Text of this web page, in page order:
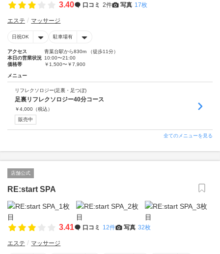
3.40 口コミ 2件 写真 17枚
エステ マッサージ
日祝OK 駐車場有
アクセス
青葉台駅から830m （徒歩11分）
本日の営業状況 10:00〜21:00
価格帯
￥1,500〜￥7,900
メニュー
リフレクソロジー(足裏・足つぼ)
足裏リフレクソロジー40分コース
￥4,000 （税込）
販売中
全てのメニューを見る
店舗公式
RE:start SPA
3.41 口コミ 12件 写真 32枚
エステ マッサージ